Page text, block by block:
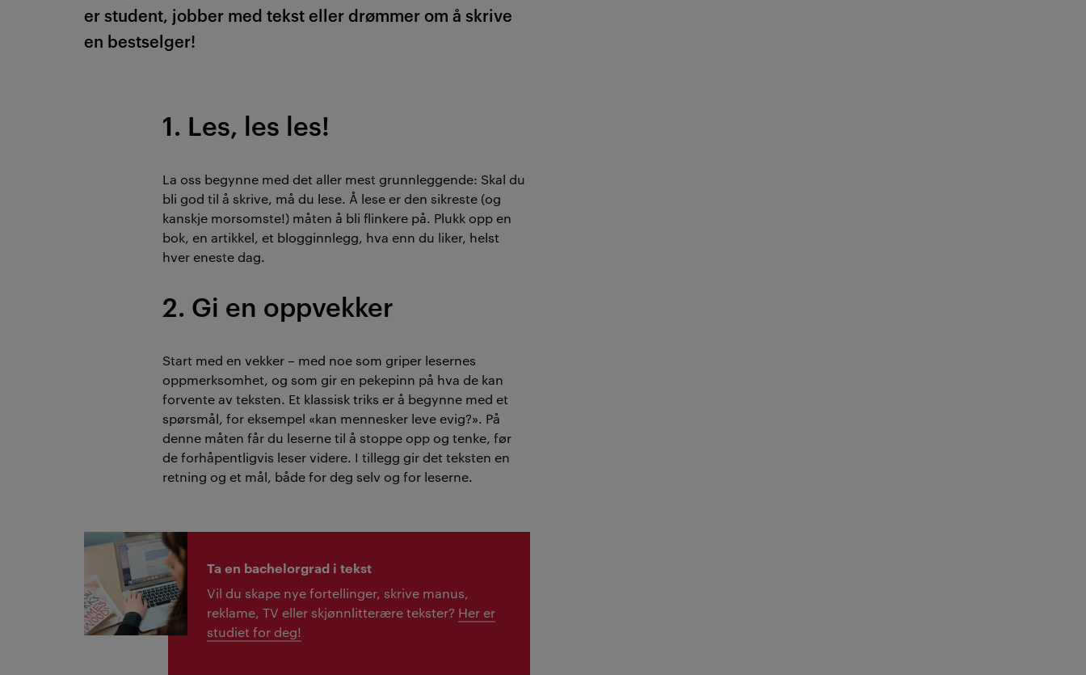
er student, jobber med tekst eller drømmer om å skrive
en bestselger!
1. Les, les les!
La oss begynne med det aller mest grunnleggende: Skal du
bli god til å skrive, må du lese. Å lese er den sikreste (og
kanskje morsomste!) måten å bli flinkere på. Plukk opp en
bok, en artikkel, et blogginnlegg, hva enn du liker, helst
hver eneste dag.
2. Gi en oppvekker
Start med en vekker – med noe som griper lesernes
oppmerksomhet, og som gir en pekepinn på hva de kan
forvente av teksten. Et klassisk triks er å begynne med et
spørsmål, for eksempel «kan mennesker leve evig?». På
denne måten får du leserne til å stoppe opp og tenke, før
de forhåpentligvis leser videre. I tillegg gir det teksten en
retning og et mål, både for deg selv og for leserne.
Ta en bachelorgrad i tekst
Vil du skape nye fortellinger, skrive manus,
reklame, TV eller skjønnlitterære tekster? Her er
studiet for deg!